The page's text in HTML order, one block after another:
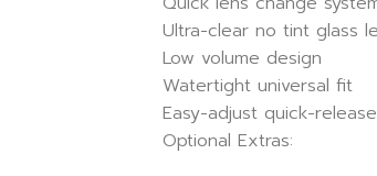
Ultra-clear no tint glass
Low volume design
Watertight universal fit
Easy-adjust quick-
Optional Extras: